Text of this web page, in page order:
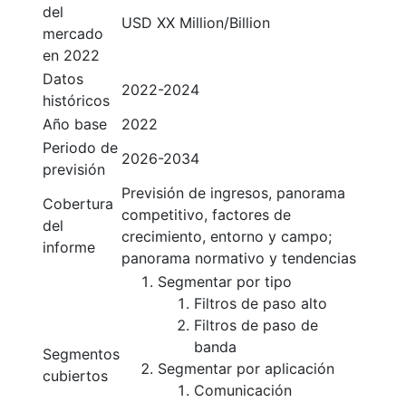
del
mercado
en 2022
USD XX Million/Billion
Datos
históricos
2022-2024
Año base
2022
Periodo de
previsión
2026-2034
Cobertura
del
informe
Previsión de ingresos, panorama
competitivo, factores de
crecimiento, entorno y campo;
panorama normativo y tendencias
Segmentos
cubiertos
Segmentar por tipo
Filtros de paso alto
Filtros de paso de
banda
Segmentar por aplicación
Comunicación